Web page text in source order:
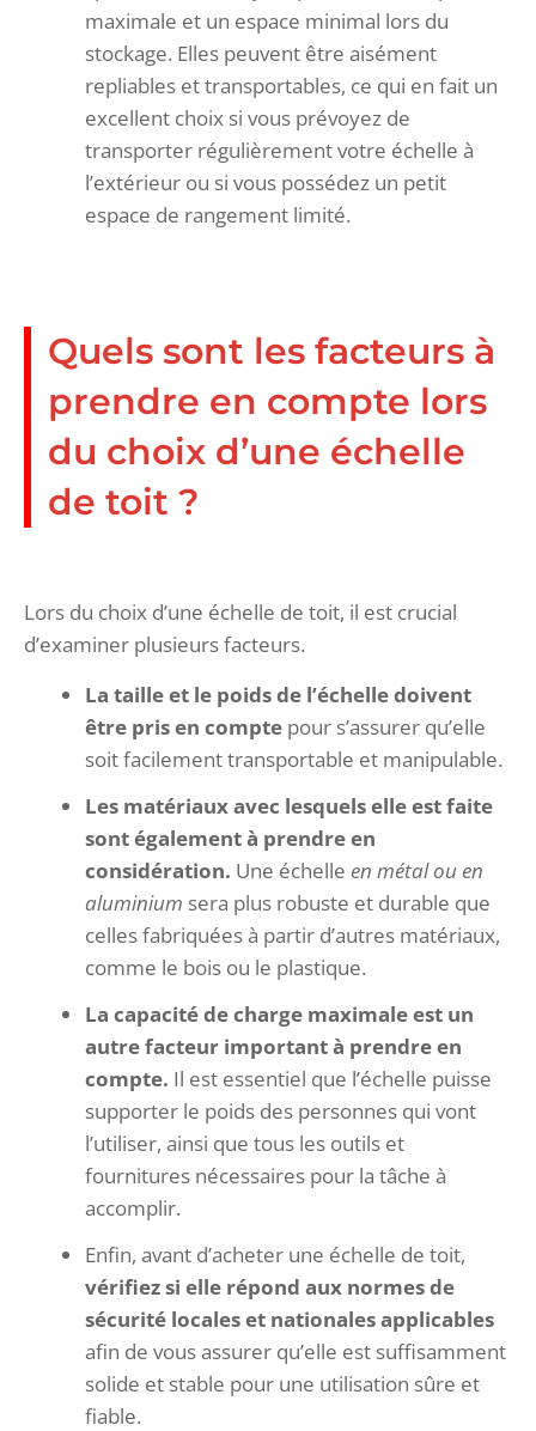
maximale et un espace minimal lors du
stockage. Elles peuvent être aisément
repliables et transportables, ce qui en fait un
excellent choix si vous prévoyez de
transporter régulièrement votre échelle à
l’extérieur ou si vous possédez un petit
espace de rangement limité.
Quels sont les facteurs à
prendre en compte lors
du choix d’une échelle
de toit ?
Lors du choix d’une échelle de toit, il est crucial
d’examiner plusieurs facteurs.
La taille et le poids de l’échelle doivent
être pris en compte pour s’assurer qu’elle
soit facilement transportable et manipulable.
Les matériaux avec lesquels elle est faite
sont également à prendre en
considération. Une échelle en métal ou en
aluminium sera plus robuste et durable que
celles fabriquées à partir d’autres matériaux,
comme le bois ou le plastique.
La capacité de charge maximale est un
autre facteur important à prendre en
compte. Il est essentiel que l’échelle puisse
supporter le poids des personnes qui vont
l’utiliser, ainsi que tous les outils et
fournitures nécessaires pour la tâche à
accomplir.
Enfin, avant d’acheter une échelle de toit,
vérifiez si elle répond aux normes de
sécurité locales et nationales applicables
afin de vous assurer qu’elle est suffisamment
solide et stable pour une utilisation sûre et
fiable.